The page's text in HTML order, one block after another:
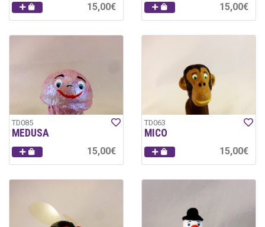
15,00€ 15,00€
TD085
MEDUSA
15,00€
TD063
MICO
15,00€